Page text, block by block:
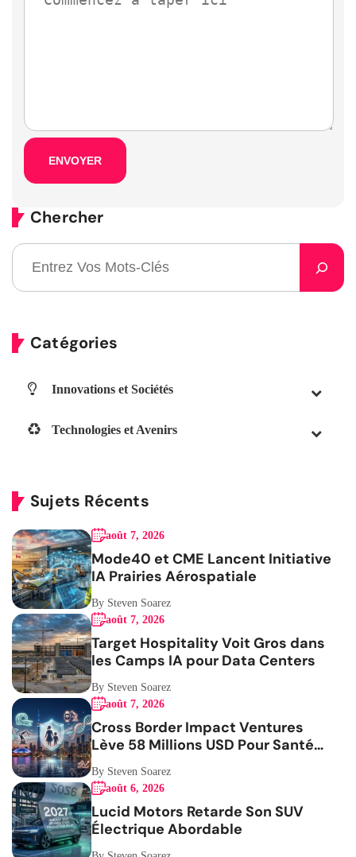
Chercher
Catégories
Innovations et Sociétés
Technologies et Avenirs
Sujets Récents
août 7, 2026
Mode40 et CME Lancent Initiative
IA Prairies Aérospatiale
By Steven Soarez
août 7, 2026
Target Hospitality Voit Gros dans
les Camps IA pour Data Centers
By Steven Soarez
août 7, 2026
Cross Border Impact Ventures
Lève 58 Millions USD Pour Santé
Femmes
By Steven Soarez
août 6, 2026
Lucid Motors Retarde Son SUV
Électrique Abordable